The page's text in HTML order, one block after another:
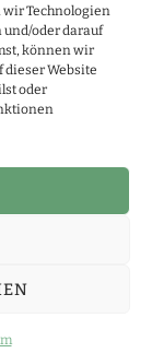
wir Technologien
oder darauf
können wir
dieser Website
oder
durch die
verdient